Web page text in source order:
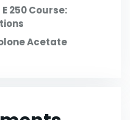
250 Course:
Acetate